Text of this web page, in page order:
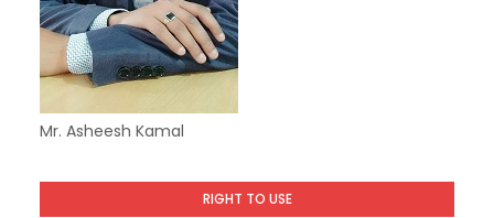
Mr. Asheesh Kamal
RIGHT TO USE